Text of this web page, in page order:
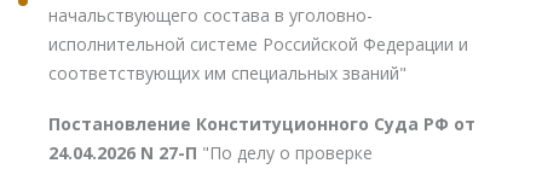
начальствующего состава в уголовно-
исполнительной системе Российской Федерации и
соответствующих им специальных званий"
Постановление Конституционного Суда РФ от
24.04.2026 N 27-П "По делу о проверке